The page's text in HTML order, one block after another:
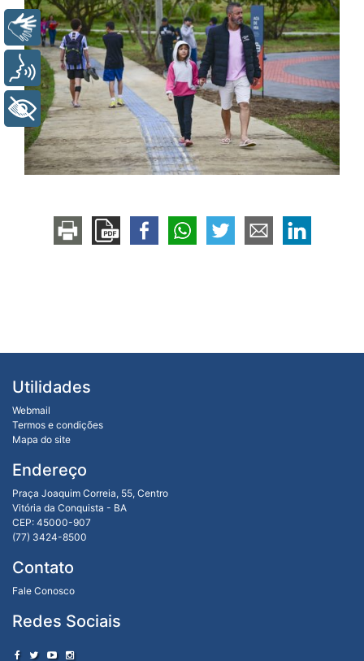
Utilidades
Webmail
Termos e condições
Mapa do site
Endereço
Praça Joaquim Correia, 55, Centro
Vitória da Conquista - BA
CEP: 45000-907
(77) 3424-8500
Contato
Fale Conosco
Redes Sociais
Libras
Voz
+ Acessibilidade